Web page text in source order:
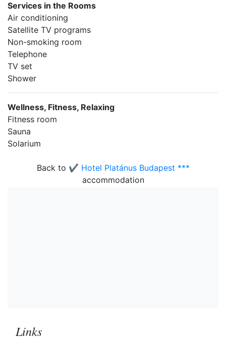
Services in the Rooms
Air conditioning
Satellite TV programs
Non-smoking room
Telephone
TV set
Shower
Wellness, Fitness, Relaxing
Fitness room
Sauna
Solarium
Back to ✔️ Hotel Platánus Budapest ***
accommodation
Links